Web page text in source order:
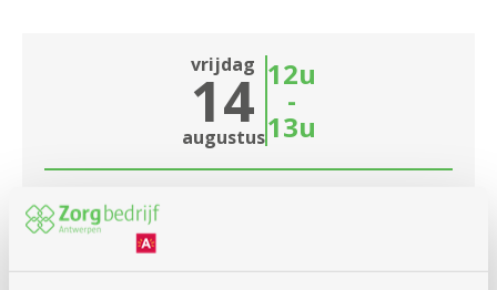
vrijdag
14
augustus
12u
-
13u
Moederdagfeest
Meerdere locaties